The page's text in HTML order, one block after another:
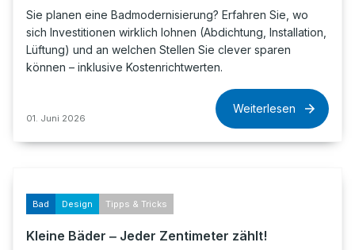
Sie planen eine Badmodernisierung? Erfahren Sie, wo
sich Investitionen wirklich lohnen (Abdichtung, Installation,
Lüftung) und an welchen Stellen Sie clever sparen
können – inklusive Kostenrichtwerten.
01. Juni 2026
Weiterlesen
Bad Design Tipps & Tricks
Kleine Bäder ‒ Jeder Zentimeter zählt!